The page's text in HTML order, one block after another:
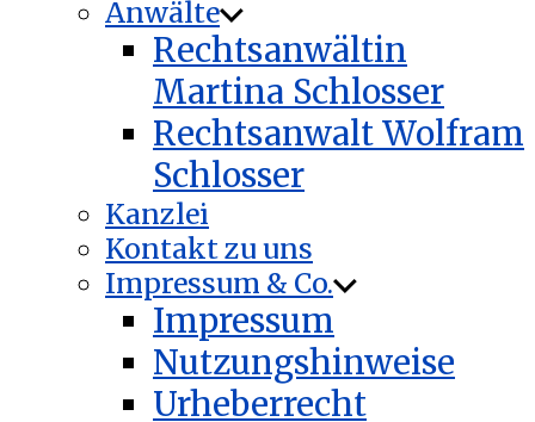
Anwälte
Rechtsanwältin
Martina Schlosser
Rechtsanwalt Wolfram
Schlosser
Kanzlei
Kontakt zu uns
Impressum & Co.
Impressum
Nutzungshinweise
Urheberrecht